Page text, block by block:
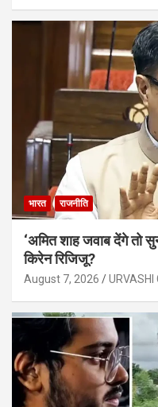
भारत राजनीति
‘अमित शाह जवाब देंगे तो
किरेन रिजिजू?
August 7, 2026 URVASHI